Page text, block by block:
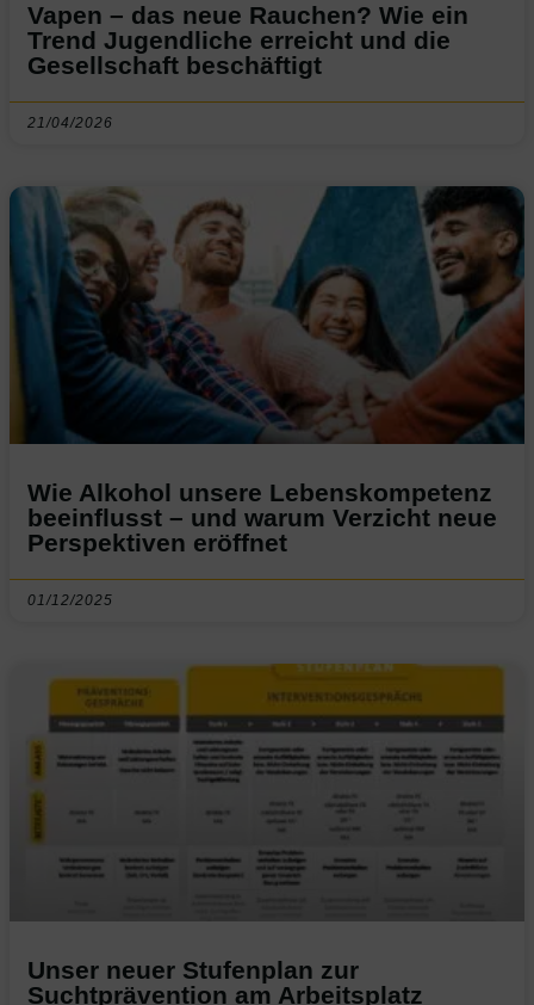
Vapen – das neue Rauchen? Wie ein
Trend Jugendliche erreicht und die
Gesellschaft beschäftigt
21/04/2026
Wie Alkohol unsere Lebenskompetenz
beeinflusst – und warum Verzicht neue
Perspektiven eröffnet
01/12/2025
Unser neuer Stufenplan zur
Suchtprävention am Arbeitsplatz